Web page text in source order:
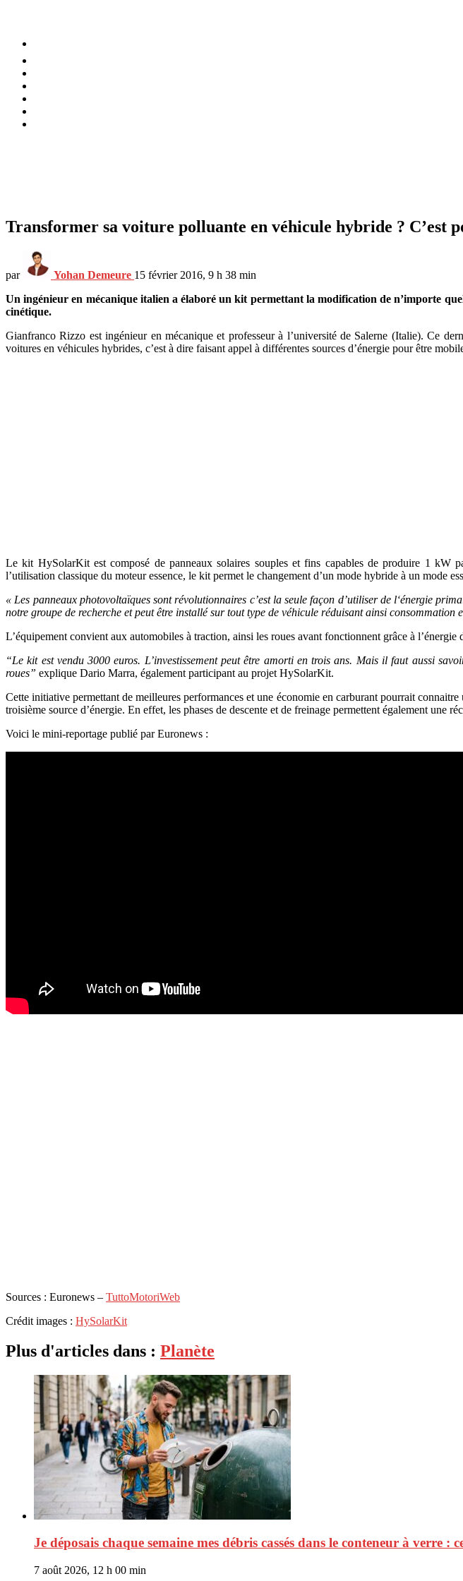
Transformer sa voiture polluante en véhicule hybride ? C’est
par Yohan Demeure 15 février 2016, 9 h 38 min
Un ingénieur en mécanique italien a élaboré un kit permettant la modification de n’importe
cinétique.
Gianfranco Rizzo est ingénieur en mécanique et professeur à l’université de Salerne (Italie). Ce
voitures en véhicules hybrides, c’est à dire faisant appel à différentes sources d’énergie pour être
Le kit HySolarKit est composé de panneaux solaires souples et fins capables de produire 1 kW
l’utilisation classique du moteur essence, le kit permet le changement d’un mode hybride à un mode
« Les panneaux photovoltaïques sont révolutionnaires c’est la seule façon d’utiliser de l‘énergie
notre groupe de recherche et peut être installé sur tout type de véhicule réduisant ainsi consommation
L’équipement convient aux automobiles à traction, ainsi les roues avant fonctionnent grâce à
“Le kit est vendu 3000 euros. L’investissement peut être amorti en trois ans. Mais il faut aussi
roues” explique Dario Marra, également participant au projet HySolarKit.
Cette initiative permettant de meilleures performances et une économie en carburant pourrait
troisième source d’énergie. En effet, les phases de descente et de freinage permettent également une
Voici le mini-reportage publié par Euronews :
Sources : Euronews – TuttoMotoriWeb
Crédit images : HySolarKit
Plus d'articles dans : Planète
Je déposais chaque semaine mes débris cassés dans le conteneur à verre
7 août 2026, 12 h 00 min